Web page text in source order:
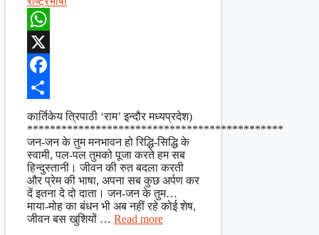
WhatsApp
X
Facebook
Share
कार्तिकेय त्रिपाठी ‘राम’ इन्दौर मध्यप्रदेश)
*********************************************
जन-जन के तुम मनभावन हो रिद्धि-सिद्धि के
स्वामी, पल-पल तुमको पूजा करते हम सब
हिन्दुस्तानी। जीवन की रुत बदला करती
और प्रेम की भाषा, अपना सब कुछ अर्पण कर
दें इतना दे दो दाता। जन-जन के तुम…
माया-मोह का बंधन भी अब नहीं रहे कोई शेष,
जीवन बस खुशियों … Read more